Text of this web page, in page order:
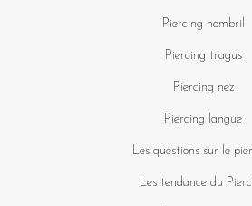
Piercing nombril
Piercing tragus
Piercing nez
Piercing langue
Les questions sur le
Les tendance du